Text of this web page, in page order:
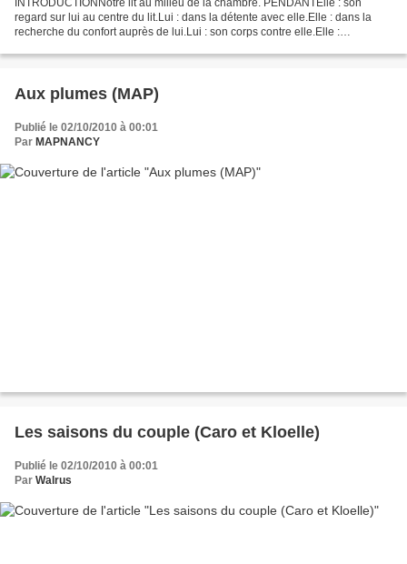
regard sur lui au centre du lit.Lui : dans la détente avec elle.Elle : dans la
recherche du confort auprès de lui.Lui : son corps contre elle.Elle :
Aux plumes (MAP)
Publié le 02/10/2010 à 00:01
Par MAPNANCY
Les saisons du couple (Caro et Kloelle)
Publié le 02/10/2010 à 00:01
Par Walrus